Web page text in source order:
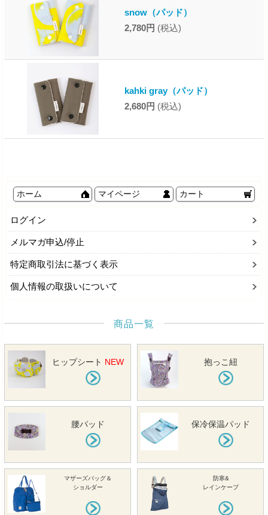
snow（パッド）
2,780円 (税込)
kahki gray（パッド）
2,680円 (税込)
ホーム マイページ カート
ログイン
メルマガ申込/停止
特定商取引法に基づく表示
個人情報の取扱いについて
商品一覧
ヒップシート NEW 抱っこ紐
腰パッド 保冷保温パッド
マザーズバッグ＆
ショルダー
防寒&
レインケープ